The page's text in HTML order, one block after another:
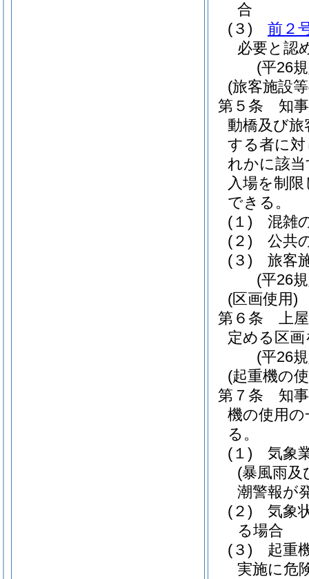
合
(３)
前２
必要と認
(平26
(旅客施設
第５条
知
動橋及び旅
する者に
れかに該
入場を制
できる。
(１)
混雑
(２)
公共
(３)
旅客
(平26
(区画使用)
第６条
上
定める区
(平26
(起重機の
第７条
知
機の使用
る。
(１)
気象
(暴風雨及
潮警報が
(２)
気象
る場合
(３)
起重
実施に危